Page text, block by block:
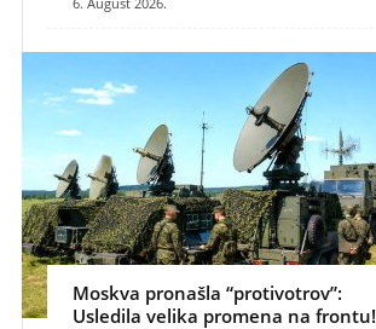
Moskva pronašla “protivotrov”:
Usledila velika promena na frontu!